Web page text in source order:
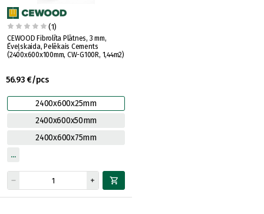
(1)
CEWOOD Fibrolīta Plātnes, 3 mm,
Ēveļskaida, Pelēkais Cements
(2400x600x100mm, CW-G100R, 1,44m2)
56.93 €/pcs
2400x600x25mm
2400x600x50mm
2400x600x75mm